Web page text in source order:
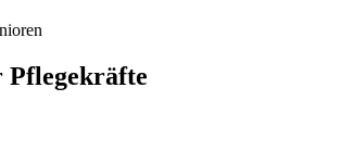
Pflegekräfte